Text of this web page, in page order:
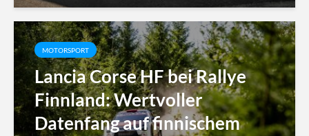
MOTORSPORT
Lancia Corse HF bei Rallye
Finnland: Wertvoller
Datenfang auf finnischem